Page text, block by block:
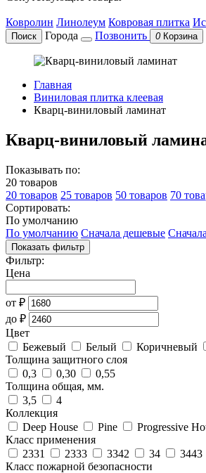
Ковролин Линолеум Ковровая плитка
Поиск Города Позвонить 0 Корзина
Главная
Виниловая плитка клеевая
Кварц-виниловый ламинат
Кварц-виниловый
Показывать по:
20 товаров
20 товаров 25 товаров 50 товаров 70
Сортировать:
По умолчанию
По умолчанию Сначала дешевые
Показать фильтр
Фильтр:
Цена
от ₽
до ₽
Цвет
Бежевый
Белый Коричневый
Толщина защитного слоя
0,3
0,30
0,55
Толщина общая, мм.
3,5
4
Коллекция
Deep House
Pine Progressive
Класс применения
2331
2333 3342 34
3443
Класс пожарной безопасности